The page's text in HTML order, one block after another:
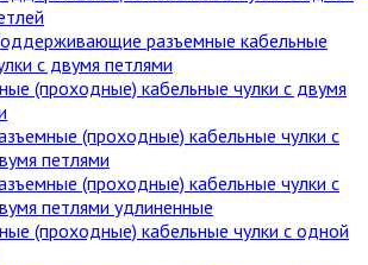
разъемные кабельные
с двумя петлями
(проходные) кабельные чулки с двумя
(проходные) кабельные чулки с
петлями
(проходные) кабельные чулки с
петлями удлиненные
(проходные) кабельные чулки с одной